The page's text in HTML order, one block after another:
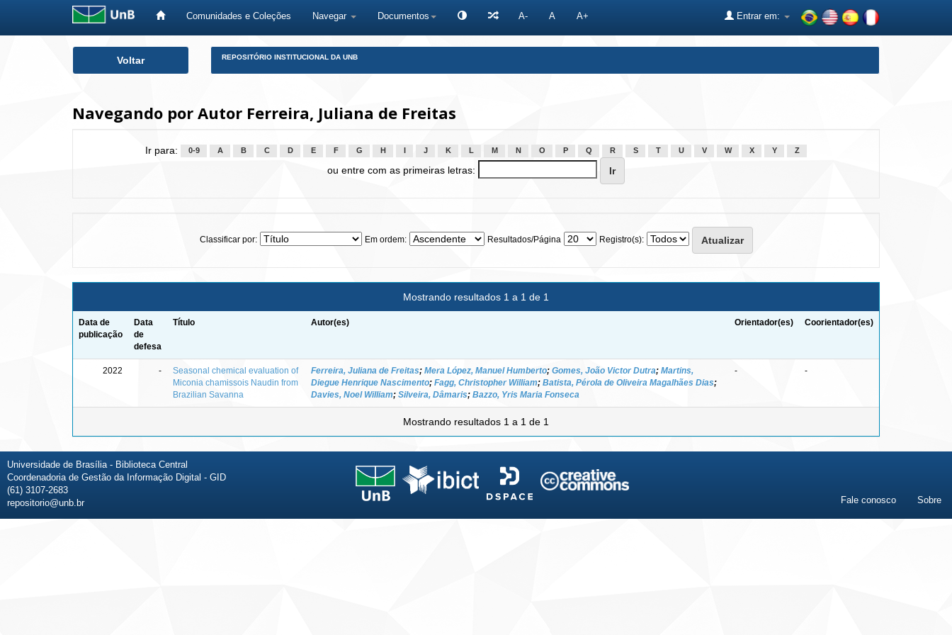
Comunidades e Coleções Navegar Documentos A- A A+ Entrar em:
Voltar REPOSITÓRIO INSTITUCIONAL DA UNB
Navegando por Autor Ferreira, Juliana de Freitas
Ir para: 0-9 A B C D E F G H J K L M N O P Q R S T U V W X Y Z
ou entre com as primeiras letras:
Classificar por: Em ordem: Resultados/Página Registro(s):
Mostrando resultados 1 a 1 de 1
Data de
publicação
Data
de
defesa
Título Autor(es) Orientador(es) Coorientador(es)
2022 -
Seasonal chemical evaluation of
Miconia chamissois Naudin from
Brazilian Savanna
Ferreira, Juliana de Freitas; Mera López, Manuel Humberto; Gomes, João Victor Dutra; Martins,
Diegue Henrique Nascimento; Fagg, Christopher William; Batista, Pérola de Oliveira Magalhães Dias;
Davies, Noel William; Silveira, Dâmaris; Bazzo, Yris Maria Fonseca
- -
Mostrando resultados 1 a 1 de 1
Universidade de Brasília - Biblioteca Central
Coordenadoria de Gestão da Informação Digital - GID
(61) 3107-2683
repositorio@unb.br
Fale conosco Sobre